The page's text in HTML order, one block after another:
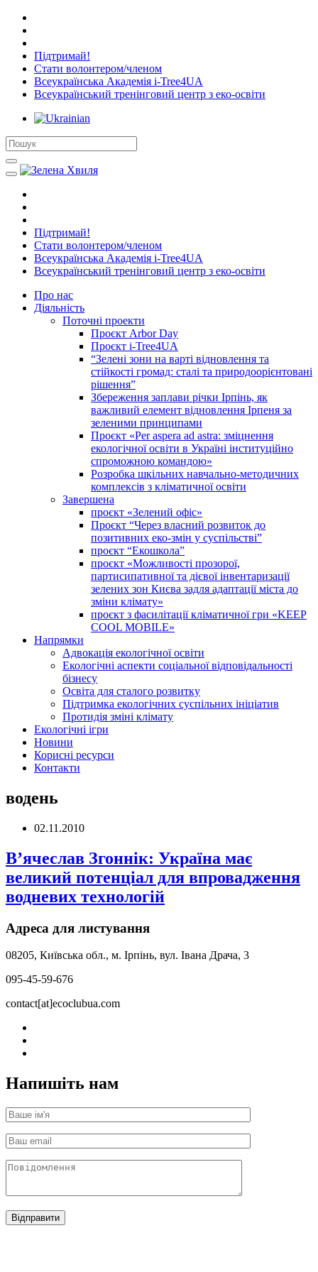
Підтримай!
Стати волонтером/членом
Всеукраїнська Академія i-Tree4UA
Всеукраїнський тренінговий центр з еко-освіти
Підтримай!
Стати волонтером/членом
Всеукраїнська Академія i-Tree4UA
Всеукраїнський тренінговий центр з еко-освіти
Про нас
Діяльність
Поточні проекти
Проєкт Arbor Day
Проєкт i-Tree4UA
“Зелені зони на варті відновлення та
стійкості громад: cталі та природоорієнтовані
рішення”
Збереження заплави річки Ірпінь, як
важливий елемент відновлення Ірпеня за
зеленими принципами
Проєкт «Per aspera ad astra: зміцнення
екологічної освіти в Україні інституційно
спроможною командою»
Розробка шкільних навчально-методичних
комплексів з кліматичної освіти
Завершена
проєкт «Зелений офіс»
Проєкт “Через власний розвиток до
позитивних еко-змін у суспільстві”
проєкт “Екошкола”
проєкт «Можливості прозорої,
партисипативної та дієвої інвентаризації
зелених зон Києва задля адаптації міста до
зміни клімату»
проєкт з фасилітації кліматичної гри «KEEP
COOL MOBILE»
Напрямки
Адвокація екологічної освіти
Екологічні аспекти соціальної відповідальності
бізнесу
Освіта для сталого розвитку
Підтримка екологічних суспільних ініціатив
Протидія зміні клімату
Екологічні ігри
Новини
Корисні ресурси
Контакти
водень
02.11.2010
В’ячеслав Згоннік: Україна має
великий потенціал для впровадження
водневих технологій
Адреса для листування
08205, Київська обл., м. Ірпінь, вул. Івана Драча, 3
095-45-59-676
contact[at]ecoclubua.com
Напишіть нам